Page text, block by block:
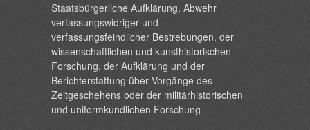
Staatsbürgerliche Aufklärung, Abwehr
verfassungswidriger und
verfassungsfeindlicher Bestrebungen, der
wissenschaftlichen und kunsthistorischen
Forschung, der Aufklärung und der
Berichterstattung über Vorgänge des
Zeitgeschehens oder der militärhistorischen
und uniformkundlichen Forschung